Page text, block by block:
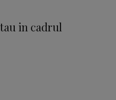
in cadrul